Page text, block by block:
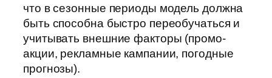
что в сезонные периоды модель должна
быть способна быстро переобучаться и
учитывать внешние факторы (промо-
акции, рекламные кампании, погодные
прогнозы).